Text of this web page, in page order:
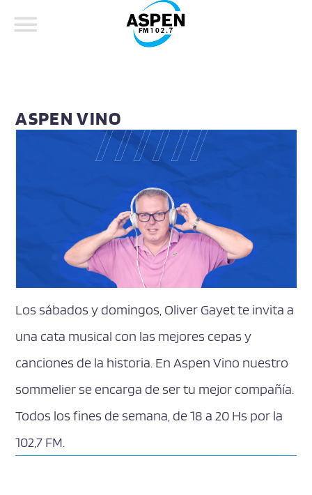
BUSCAR EN EL SITIO:
COMPARTE ESTA PÁGINA EN:
Twitter
Facebook
ASPEN VINO
Los sábados y domingos, Oliver Gayet te invita a
una cata musical con las mejores cepas y
canciones de la historia. En Aspen Vino nuestro
sommelier se encarga de ser tu mejor compañía.
Todos los fines de semana, de 18 a 20 Hs por la
102,7 FM.